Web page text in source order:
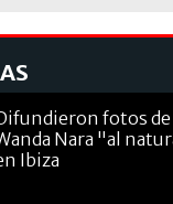
fotos de
Nara "al
Ibiza